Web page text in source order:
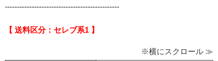
-----------------------------------------------
【 送料区分：セレブ系1 】
※横にスクロール ≫